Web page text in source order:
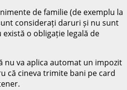
de familie (de exemplu la
considerați daruri și nu sunt
o obligație legală de
nu va aplica automat un impozit
că cineva trimite bani pe card